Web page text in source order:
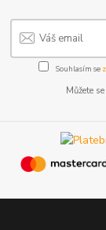
Souhlasím se
Můžete